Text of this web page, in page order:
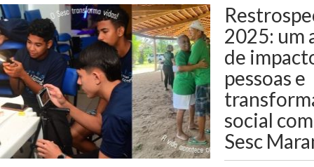
2025: um
de
pessoas e
social
Sesc